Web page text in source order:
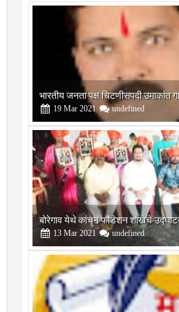
बोरेगाव येथे कांचन फौंडेशन शाखेचे
13 Mar 2021 undefined
सोलापूर जिल्हा वृत्तपत्र लेखकमंच कडून
आयोजन
09 Feb 2021 undefined